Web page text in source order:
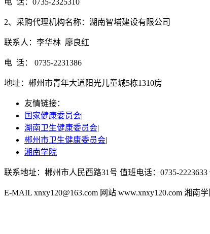
2、采购代理机构名称：湖南智埔建设有限公司
联系人：李华林 廖良红
电 话： 0735-2231386
地址：郴州市青年大道阳光儿童城5栋1310房
友情链接：
国家健康委员会|
湖南卫生健康委员会|
郴州市卫生健康委员会|
湘南学院
联系地址：郴州市人民西路31号 值班电话：0735-2223633
E-MAIL xnxy120@163.com 网站 www.xnxy120.com 湘南